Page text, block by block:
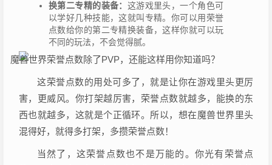
换第二专精的装备： 这游戏里头，一个角色可
以学好几种技能，这就叫专精。你可以用荣誉
点数给你的第二专精换装备，这样你就可以玩
不同的玩法，不会觉得腻。
这荣誉点数的用处可多了，就是让你在游戏里头更厉
害，更威风。你打架越厉害，荣誉点数就越多，能换的东
西也就越多，这就是个正循环。所以，想在魔兽世界里头
混得好，就得多打架，多攒荣誉点数！
当然了，这荣誉点数也不是万能的。你光有荣誉点